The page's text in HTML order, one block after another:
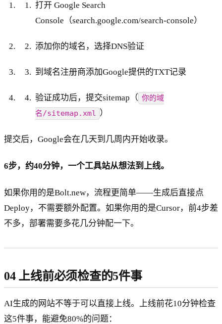
打开 Google Search
Console（search.google.com/search-console）
添加你的域名，选择DNS验证
到域名注册商添加Google提供的TXT记录
验证成功后，提交sitemap（ 你的域
名/sitemap.xml ）
提交后，Google会在几天到几周内开始收录。
6步，约40分钟，一个工具站从想法到上线。
如果你用的是Bolt.new，流程更简单——生成后直接点
Deploy，不需要额外配置。如果你用的是Cursor，前4步差
不多，部署需要多花几分钟配一下。
04 上线前必须检查的5件事
AI生成的网站不等于可以直接上线。上线前花10分钟检查
这5件事，能避免80%的问题：